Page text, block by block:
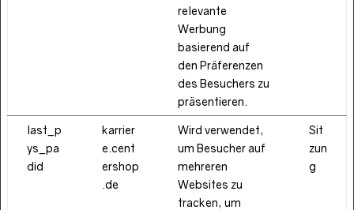
relevante
Werbung
basierend auf
den Präferenzen
des Besuchers zu
präsentieren.
last_p
ys_pa
did
karrier
e.cent
ershop
.de
Wird verwendet,
um Besucher auf
mehreren
Websites zu
tracken, um
Sit
zun
g